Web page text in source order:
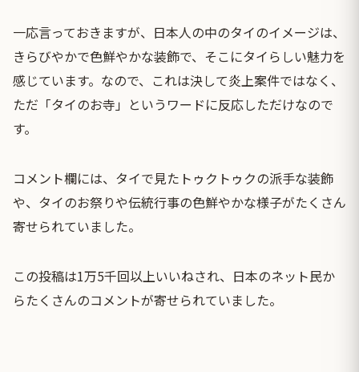
一応言っておきますが、日本人の中のタイのイメージは、
きらびやかで色鮮やかな装飾で、そこにタイらしい魅力を
感じています。なので、これは決して炎上案件ではなく、
ただ「タイのお寺」というワードに反応しただけなので
す。
コメント欄には、タイで見たトゥクトゥクの派手な装飾
や、タイのお祭りや伝統行事の色鮮やかな様子がたくさん
寄せられていました。
この投稿は1万5千回以上いいねされ、日本のネット民か
らたくさんのコメントが寄せられていました。